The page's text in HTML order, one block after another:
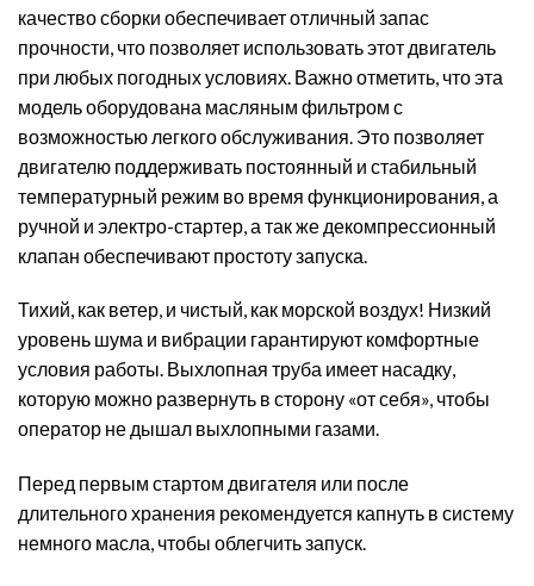
качество сборки обеспечивает отличный запас
прочности, что позволяет использовать этот двигатель
при любых погодных условиях. Важно отметить, что эта
модель оборудована масляным фильтром с
возможностью легкого обслуживания. Это позволяет
двигателю поддерживать постоянный и стабильный
температурный режим во время функционирования, а
ручной и электро-стартер, а так же декомпрессионный
клапан обеспечивают простоту запуска.
Тихий, как ветер, и чистый, как морской воздух! Низкий
уровень шума и вибрации гарантируют комфортные
условия работы. Выхлопная труба имеет насадку,
которую можно развернуть в сторону «от себя», чтобы
оператор не дышал выхлопными газами.
Перед первым стартом двигателя или после
длительного хранения рекомендуется капнуть в систему
немного масла, чтобы облегчить запуск.